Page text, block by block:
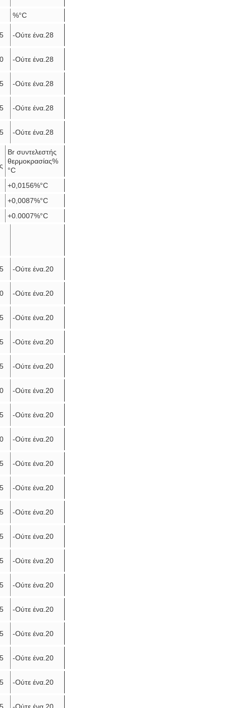
%°C
-Ούτε ένα.28
-Ούτε ένα.28
-Ούτε ένα.28
-Ούτε ένα.28
-Ούτε ένα.28
Br συντελεστής
θερμοκρασίας%
°C
+0,0156%°C
+0,0087%°C
+0.0007%°C
-Ούτε ένα.20
-Ούτε ένα.20
-Ούτε ένα.20
-Ούτε ένα.20
-Ούτε ένα.20
-Ούτε ένα.20
-Ούτε ένα.20
-Ούτε ένα.20
-Ούτε ένα.20
-Ούτε ένα.20
-Ούτε ένα.20
-Ούτε ένα.20
-Ούτε ένα.20
-Ούτε ένα.20
-Ούτε ένα.20
-Ούτε ένα.20
-Ούτε ένα.20
-Ούτε ένα.20